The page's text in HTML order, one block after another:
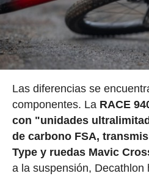
Las diferencias se
componentes. La RACE
con "unidades
de carbono FSA,
Type y ruedas Mavic
a la suspensión, Decathlon